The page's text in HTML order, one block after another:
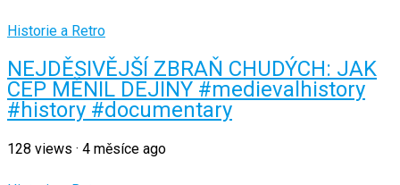
Historie a Retro
NEJDĚSIVĚJŠÍ ZBRAŇ CHUDÝCH: JAK
CEP MĚNIL DEJINY #medievalhistory
#history #documentary
128 views · 4 měsíce ago